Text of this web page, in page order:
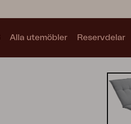
Alla utemöbler
Kollektioner
Se alla kollektioner
Reservdelar